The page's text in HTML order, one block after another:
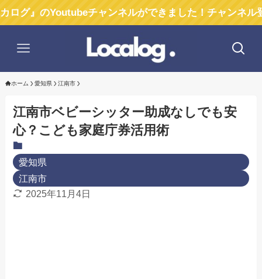
チャンネルができました！チャンネル登録お願い
ホーム 愛知県 江南市
江南市ベビーシッター助成なしでも安
心？こども家庭庁券活用術
愛知県
江南市
2025年11月4日